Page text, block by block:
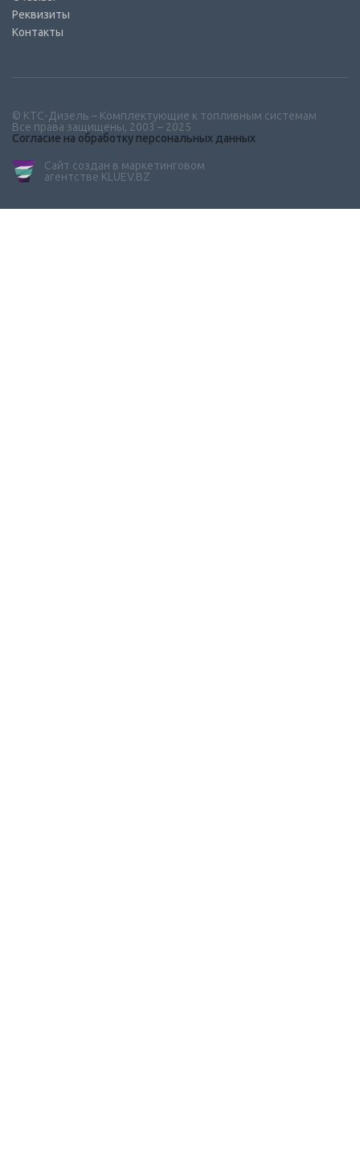
Реквизиты
Контакты
© КТС-Дизель – Комплектующие к топливным системам
Все права защищены, 2003 – 2025
Согласие на обработку персональных данных
Сайт создан в маркетинговом
агентстве KLUEV.BZ